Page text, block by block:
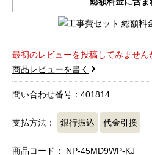
最初のレビューを投稿してみません
商品レビューを書く
問い合わせ番号：401814
支払方法： 銀行振込 代金引換
商品コード： NP-45MD9WP-KJ